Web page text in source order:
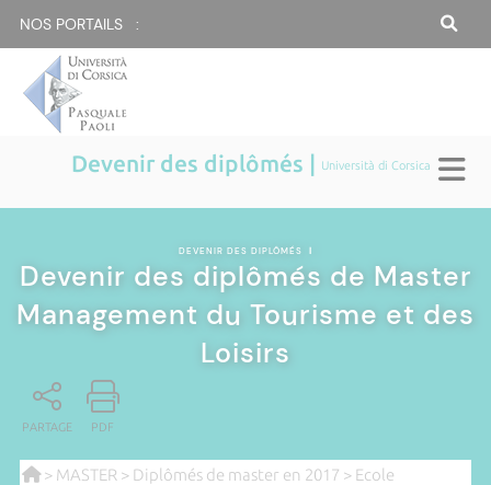
NOS PORTAILS :
Devenir des diplômés | Università di Corsica
DEVENIR DES DIPLÔMÉS |
Devenir des diplômés de Master
Management du Tourisme et des
Loisirs
PARTAGE PDF
> MASTER > Diplômés de master en 2017 > Ecole